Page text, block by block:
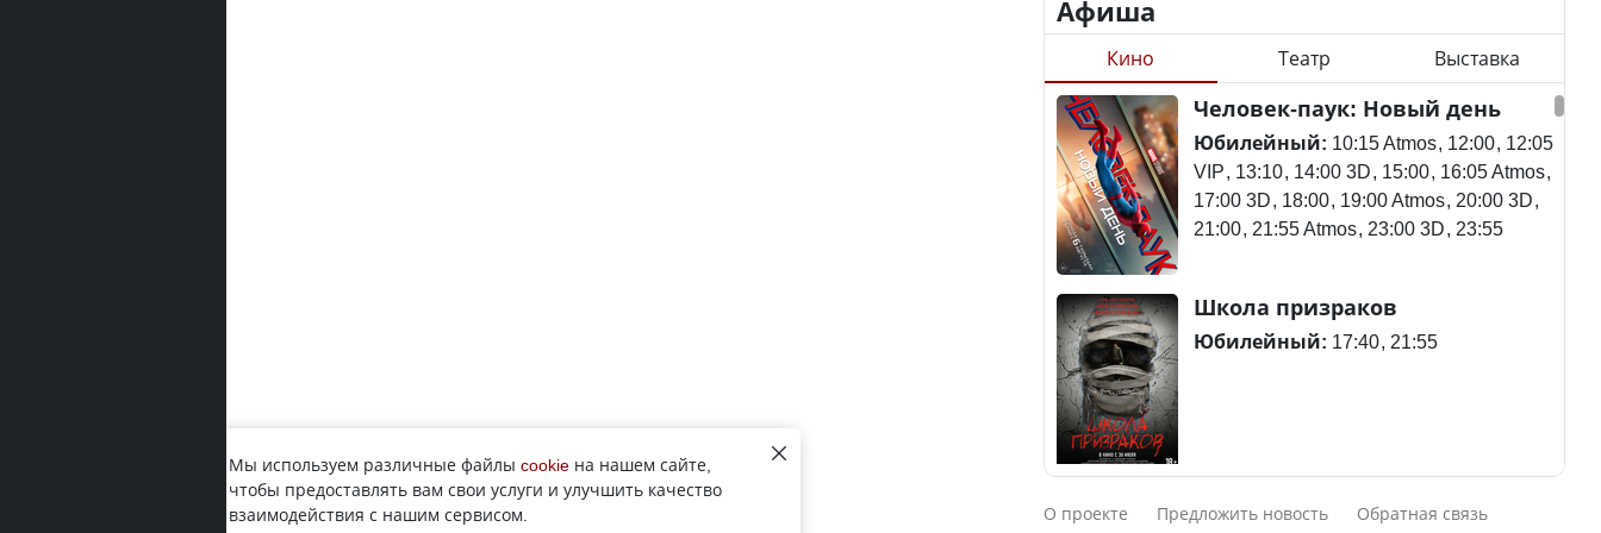
Министр объяснил,
почему казахстанские
товары могут стоить
дороже импортных
Курултай – 2026: в списки
избирателей по стране
внесены 12 605 788
человек
сентябре ожидается
Станет ли
метапневмовирус
эпидемией, рассказали в
ВОЗ
потерпел крушение в
Южной Корее, погибли
120 человек
Актау: Путин принес
Афиша
Кино Театр Выставка
Человек-паук: Новый день
Юбилейный: 10:15 Atmos 12:00 12:05
VIP 13:10 14:00 3D 15:00 16:05 Atmos
17:00 3D 18:00 19:00 Atmos 20:00 3D
21:00 21:55 Atmos 23:00 3D 23:55
Школа призраков
Юбилейный: 17:40 21:55
Смешарики сквозь вселенные
О проекте Предложить новость Обратная связь
Мы используем различные файлы cookie на нашем сайте,
чтобы предоставлять вам свои услуги и улучшить качество
взаимодействия с нашим сервисом.